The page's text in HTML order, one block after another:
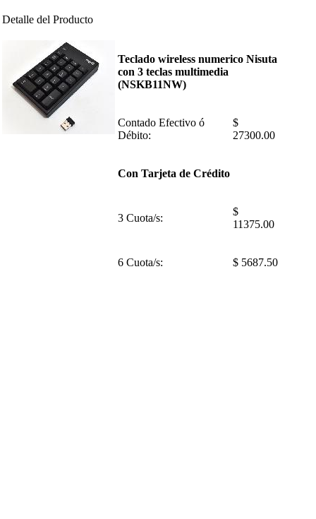
Detalle del Producto
Teclado wireless numerico Nisuta
con 3 teclas multimedia
(NSKB11NW)
Contado Efectivo ó
Débito:
$
27300.00
Con Tarjeta de Crédito
3 Cuota/s:
$
11375.00
6 Cuota/s: $ 5687.50